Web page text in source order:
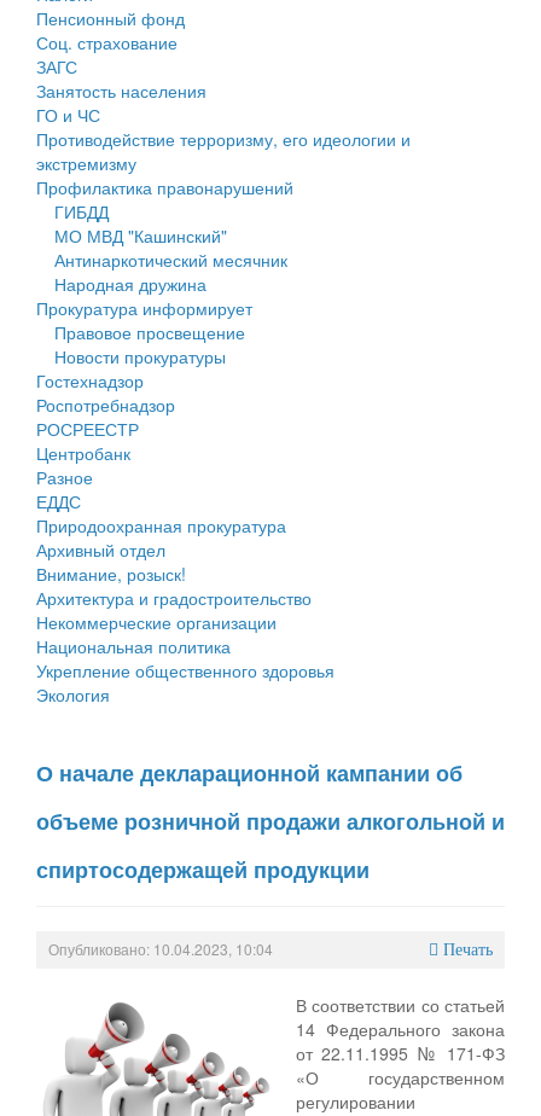
Противодействие коррупции
Контрольно-счетная палата
Персональные данные
Оценка регулирующего воздействия
Деятельность МУ
Нормативы градостроительного проектирования
Правила землепользования и застройки
Генеральные планы
Проекты планировки территории
Собрание депутатов
Городское поселение
Сельские поселения
Пенсионный фонд
Соц. страхование
ЗАГС
Занятость населения
ГО и ЧС
Противодействие терроризму, его идеологии и
экстремизму
Профилактика правонарушений
ГИБДД
МО МВД "Кашинский"
Антинаркотический месячник
Народная дружина
Прокуратура информирует
Правовое просвещение
Новости прокуратуры
Гостехнадзор
Роспотребнадзор
РОСРЕЕСТР
Центробанк
Разное
ЕДДС
Природоохранная прокуратура
Архивный отдел
Внимание, розыск!
Архитектура и градостроительство
Некоммерческие организации
Национальная политика
Укрепление общественного здоровья
Экология
О начале декларационной кампании об
объеме розничной продажи алкогольной и
спиртосодержащей продукции
Опубликовано: 10.04.2023, 10:04 Печать
В соответствии со статьей
14 Федерального закона
от 22.11.1995 № 171-ФЗ
«О государственном
регулировании